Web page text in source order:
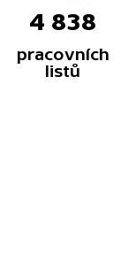
4 838
pracovních
listů